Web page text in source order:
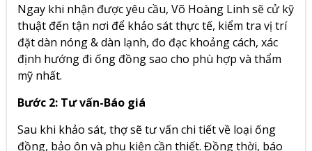
Ngay khi nhận được yêu cầu, Võ Hoàng Linh sẽ cử kỹ
thuật đến tận nơi để khảo sát thực tế, kiểm tra vị trí
đặt dàn nóng & dàn lạnh, đo đạc khoảng cách, xác
định hướng đi ống đồng sao cho phù hợp và thẩm
mỹ nhất.
Bước 2: Tư vấn-Báo giá
Sau khi khảo sát, thợ sẽ tư vấn chi tiết về loại ống
đồng, bảo ôn và phụ kiện cần thiết. Đồng thời, báo